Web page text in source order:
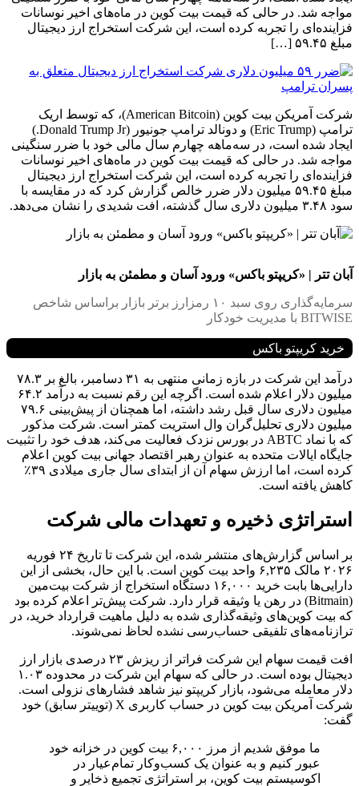
مواجه شد. در حالی که قیمت بیت کوین در ماه‌های اخیر نوسانات
فزاینده‌ای را تجربه کرده است، این شرکت استخراج ارز دیجیتال
مبلغ ۵۹.۴۵ […]
شرکت آمریکن بیت کوین (American Bitcoin)، که توسط اریک
ترامپ (Eric Trump) و دونالد ترامپ جونیور (Donald Trump Jr.)
ایجاد شده است، در سه‌ماهه چهارم سال مالی خود با ضرر سنگینی
مواجه شد. در حالی که قیمت بیت کوین در ماه‌های اخیر نوسانات
فزاینده‌ای را تجربه کرده است، این شرکت استخراج ارز دیجیتال
مبلغ ۵۹.۴۵ میلیون دلار ضرر خالص گزارش کرد که در مقایسه با
سود ۳.۴۸ میلیون دلاری سال گذشته، افت شدیدی را نشان می‌دهد.
آبان تتر | «کریپتو باکس» ورود آسان و مطمئن به بازار
سرمایه‌گذاری روی سبد ۱۰ رمزارز برتر بازار براساس شاخص
BITWISE با مدیریت خودکار
خرید کریپتو باکس
درآمد این شرکت در بازه زمانی منتهی به ۳۱ دسامبر، بالغ بر ۷۸.۳
میلیون دلار اعلام شده است. اگرچه این رقم نسبت به درآمد ۶۴.۲
میلیون دلاری سال قبل رشد داشته، اما همچنان از پیش‌بینی ۷۹.۶
میلیون دلاری تحلیل‌گران وال استریت کمتر است. شرکت مذکور
که با نماد ABTC در بورس نزدک فعالیت می‌کند، هدف خود را تثبیت
جایگاه ایالات متحده به عنوان رهبر اقتصاد جهانی بیت کوین اعلام
کرده است، اما ارزش سهام آن از ابتدای سال جاری میلادی ۳۹٪
کاهش یافته است.
استراتژی ذخیره و تعهدات مالی شرکت
بر اساس گزارش‌های منتشر شده، این شرکت تا تاریخ ۲۴ فوریه
۲۰۲۶ مالک ۶,۲۳۵ واحد بیت کوین است. با این حال، بخشی از این
دارایی‌ها بابت خرید ۱۶,۰۰۰ دستگاه استخراج از شرکت بیت‌مین
(Bitmain) در رهن یا وثیقه قرار دارد. شرکت پیش‌تر اعلام کرده بود
که بیت کوین‌های وثیقه‌گذاری شده به دلیل ماهیت قرارداد خرید، در
ترازنامه‌های تلفیقی حساب‌رسی نشده لحاظ نمی‌شوند.
افت قیمت سهام این شرکت فراتر از ریزش ۲۳ درصدی بازار ارز
دیجیتال بوده است. در حالی که سهام این شرکت در محدوده ۱.۰۳
دلار معامله می‌شود، بازار کریپتو نیز شاهد فشارهای نزولی است.
شرکت آمریکن بیت کوین در حساب کاربری X (توییتر سابق) خود
گفت:
ما موفق شدیم از مرز ۶,۰۰۰ بیت کوین در خزانه خود
عبور کنیم و به عنوان یک کسب‌وکار تمام‌عیار در
اکوسیستم بیت کوین، بر استراتژی تجمیع ذخایر و